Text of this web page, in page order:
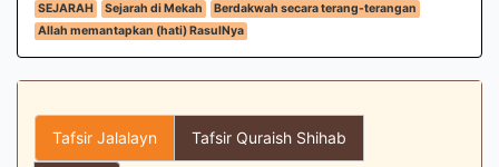
SEJARAH
Sejarah di Mekah
Berdakwah secara terang-terangan
Allah memantapkan (hati) RasulNya
Tafsir Jalalayn Tafsir Quraish Shihab